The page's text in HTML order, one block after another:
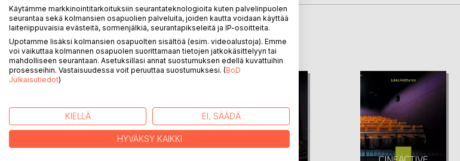
LISÄÄ KIRJOJA BoD:LLA
Käytämme markkinointitarkoituksiin seurantateknologioita kuten palvelinpuolen
seurantaa sekä kolmansien osapuolien palveluita, joiden kautta voidaan käyttää
laiteriippuvaisia evästeitä, sormenjälkiä, seurantapikseleitä ja IP-osoitteita.
Upotamme lisäksi kolmansien osapuolten sisältöä (esim. videoalustoja). Emme
voi vaikuttaa kolmannen osapuolen suorittamaan tietojen jatkokäsittelyyn tai
mahdolliseen seurantaan. Asetuksillasi annat suostumuksen edellä kuvattuihin
prosesseihin. Vastaisuudessa voit peruuttaa suostumuksesi. (BoD
Julkaisutiedot)
KIELLÄ EI, SÄÄDÄ
HYVÄKSY KAIKKI